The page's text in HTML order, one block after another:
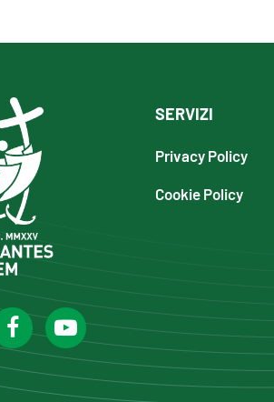
SERVIZI
Privacy Policy
Cookie Policy